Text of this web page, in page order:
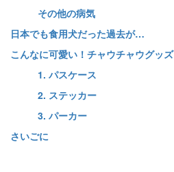
その他の病気
日本でも食用犬だった過去が…
こんなに可愛い！チャウチャウグッズ
1. パスケース
2. ステッカー
3. パーカー
さいごに